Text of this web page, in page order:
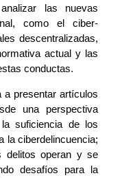
las nuevas
como el ciber-
descentralizadas,
actual y las
conductas.
a presentar artículos
una perspectiva
suficiencia de los
la ciberdelincuencia;
delitos operan y se
desafíos para la